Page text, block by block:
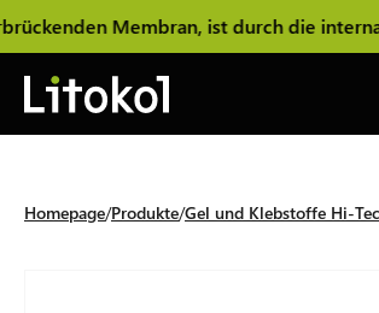
Membran, ist durch die internationale
Homepage Produkte Gel und Klebstoffe Hi-